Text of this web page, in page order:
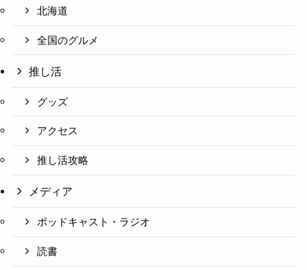
北海道
全国のグルメ
推し活
グッズ
アクセス
推し活攻略
メディア
ポッドキャスト・ラジオ
読書